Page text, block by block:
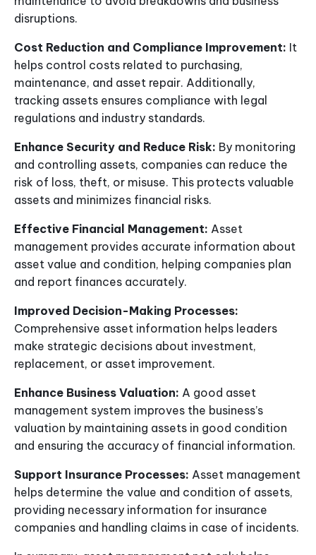
disruptions.
Cost Reduction and Compliance Improvement: It
helps control costs related to purchasing,
maintenance, and asset repair. Additionally,
tracking assets ensures compliance with legal
regulations and industry standards.
Enhance Security and Reduce Risk: By monitoring
and controlling assets, companies can reduce the
risk of loss, theft, or misuse. This protects valuable
assets and minimizes financial risks.
Effective Financial Management: Asset
management provides accurate information about
asset value and condition, helping companies plan
and report finances accurately.
Improved Decision-Making Processes:
Comprehensive asset information helps leaders
make strategic decisions about investment,
replacement, or asset improvement.
Enhance Business Valuation: A good asset
management system improves the business’s
valuation by maintaining assets in good condition
and ensuring the accuracy of financial information.
Support Insurance Processes: Asset management
helps determine the value and condition of assets,
providing necessary information for insurance
companies and handling claims in case of incidents.